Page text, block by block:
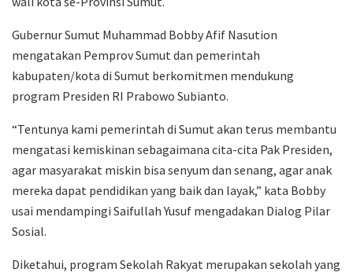
Gubernur Sumut Muhammad Bobby Afif Nasution
mengatakan Pemprov Sumut dan pemerintah
kabupaten/kota di Sumut berkomitmen mendukung
program Presiden RI Prabowo Subianto.
“Tentunya kami pemerintah di Sumut akan terus membantu
mengatasi kemiskinan sebagaimana cita-cita Pak Presiden,
agar masyarakat miskin bisa senyum dan senang, agar anak
mereka dapat pendidikan yang baik dan layak,” kata Bobby
usai mendampingi Saifullah Yusuf mengadakan Dialog Pilar
Sosial.
Diketahui, program Sekolah Rakyat merupakan sekolah yang